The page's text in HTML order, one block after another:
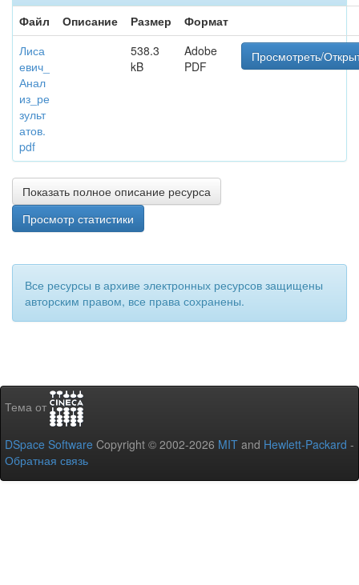
Файл
Описание Размер
Формат
Лиса
евич_
Анал
из_ре
зульт
атов.
pdf
538.3
kB
Adobe
PDF
Просмотреть/
Показать полное описание ресурса
Просмотр статистики
Все ресурсы в архиве электронных ресурсов защищены
авторским правом, все права сохранены.
Тема от
DSpace Software Copyright © 2002-2026 MIT and Hewlett-Packard -
Обратная связь